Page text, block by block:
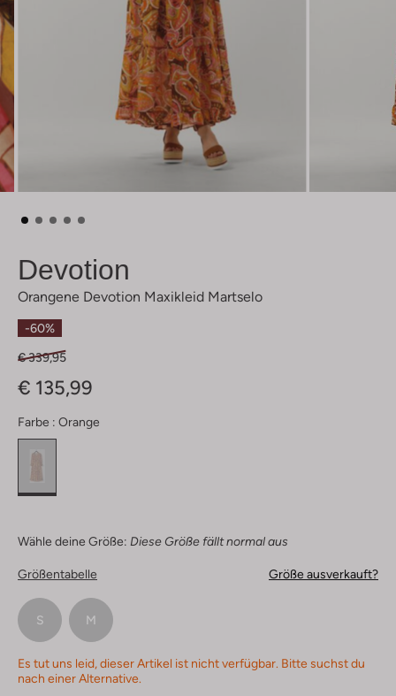
Devotion
Orangene Devotion Maxikleid Martselo
-60%
€ 339,95
€ 135,99
Farbe : Orange
Wähle deine Größe: Diese Größe fällt normal aus
Größentabelle Größe ausverkauft?
S M
Es tut uns leid, dieser Artikel ist nicht verfügbar. Bitte suchst du
nach einer Alternative.